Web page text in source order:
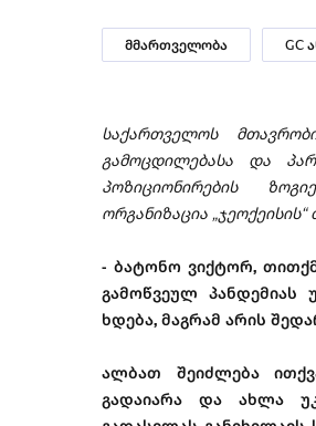
მმართველობა GC
საქართველოს
გამოცდილებასა და
პოზიციონირების
ორგანიზაცია
- ბატონო ვიქტორ,
გამოწვეულ პანდემიას
ხდება, მაგრამ არის
ალბათ შეიძლება
გადაიარა და ახლა